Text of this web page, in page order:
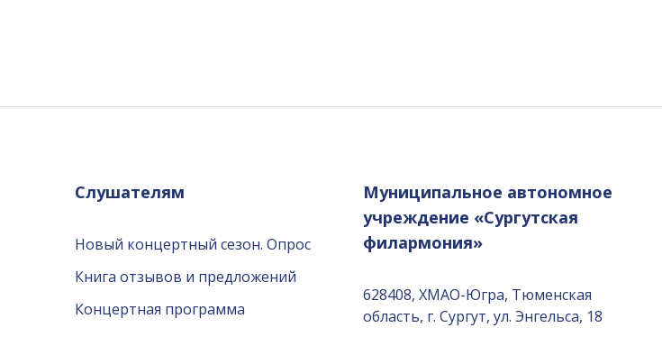
Слушателям
Новый концертный сезон. Опрос
Книга отзывов и предложений
Концертная программа
Муниципальное автономное
учреждение «Сургутская
филармония»
628408, ХМАО-Югра, Тюменская
область, г. Сургут, ул. Энгельса, 18